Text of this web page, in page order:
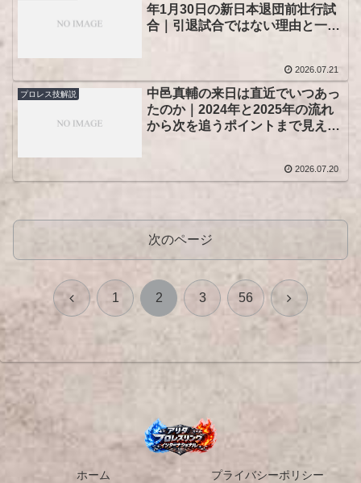
年1月30日の新日本退団前壮行試
合｜引退試合ではない理由と一戦
2026.07.21
プロレス技解説
中邑真輔の来日は直近でいつあっ
たのか｜2024年と2025年の流れ
から次を追うポイントまで見え
2026.07.20
次のページ
前 1 2 3 56 次
ホーム プライバシーポリシー